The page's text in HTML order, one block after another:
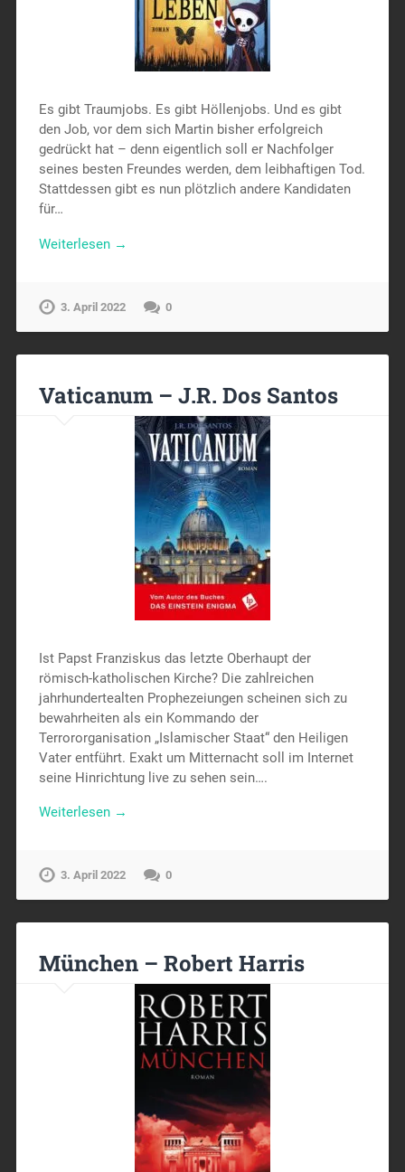
Es gibt Traumjobs. Es gibt Höllenjobs. Und es gibt
den Job, vor dem sich Martin bisher erfolgreich
gedrückt hat – denn eigentlich soll er Nachfolger
seines besten Freundes werden, dem leibhaftigen Tod.
Stattdessen gibt es nun plötzlich andere Kandidaten
für…
Weiterlesen →
3. April 2022 0
Vaticanum – J.R. Dos Santos
Ist Papst Franziskus das letzte Oberhaupt der
römisch-katholischen Kirche? Die zahlreichen
jahrhundertealten Prophezeiungen scheinen sich zu
bewahrheiten als ein Kommando der
Terrororganisation „Islamischer Staat“ den Heiligen
Vater entführt. Exakt um Mitternacht soll im Internet
seine Hinrichtung live zu sehen sein….
Weiterlesen →
3. April 2022 0
München – Robert Harris